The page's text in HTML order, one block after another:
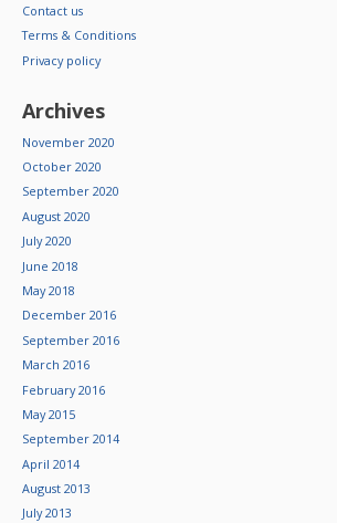
Contact us
Terms & Conditions
Privacy policy
Archives
November 2020
October 2020
September 2020
August 2020
July 2020
June 2018
May 2018
December 2016
September 2016
March 2016
February 2016
May 2015
September 2014
April 2014
August 2013
July 2013